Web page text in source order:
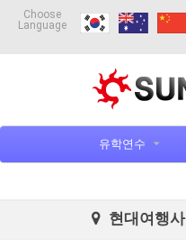
Choose
Language
유학연수
현대여행사